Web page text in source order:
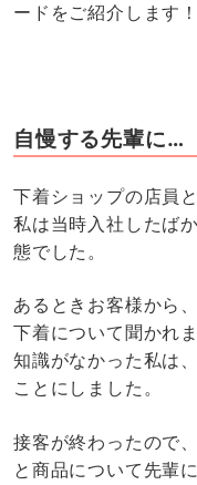
ードをご紹介します！
自慢する先輩に…
下着ショップの店員
私は当時入社したば
態でした。
あるときお客様から
下着について聞かれま
知識がなかった私は
ことにしました。
接客が終わったので
と商品について先輩